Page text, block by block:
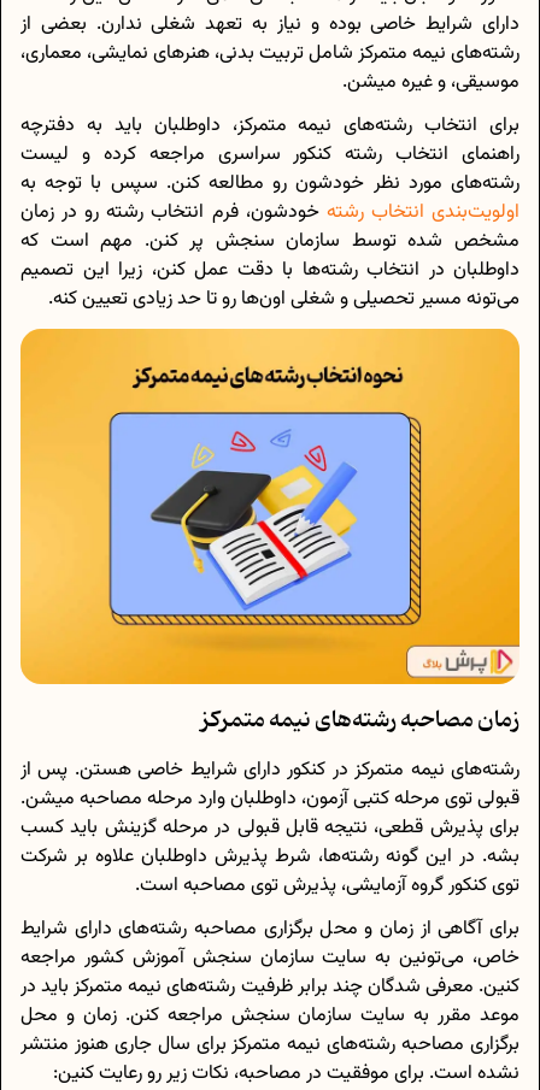
دارای شرایط خاصی بوده و نیاز به تعهد شغلی ندارن. بعضی از
رشته‌های نیمه متمرکز شامل تربیت بدنی، هنرهای نمایشی، معماری،
موسیقی، و غیره میشن.
برای انتخاب رشته‌های نیمه متمرکز، داوطلبان باید به دفترچه
راهنمای انتخاب رشته کنکور سراسری مراجعه کرده و لیست
رشته‌های مورد نظر خودشون رو مطالعه کنن. سپس با توجه به
اولویت‌بندی انتخاب رشته خودشون، فرم انتخاب رشته رو در زمان
مشخص شده توسط سازمان سنجش پر کنن. مهم است که
داوطلبان در انتخاب رشته‌ها با دقت عمل کنن، زیرا این تصمیم
می‌تونه مسیر تحصیلی و شغلی اون‌ها رو تا حد زیادی تعیین کنه.
زمان مصاحبه رشته‌های نیمه متمرکز
رشته‌های نیمه متمرکز در کنکور دارای شرایط خاصی هستن. پس از
قبولی توی مرحله کتبی آزمون، داوطلبان وارد مرحله مصاحبه میشن.
برای پذیرش قطعی، نتیجه قابل قبولی در مرحله گزینش باید کسب
بشه. در این گونه رشته‌ها، شرط پذیرش داوطلبان علاوه بر شرکت
توی کنکور گروه آزمایشی، پذیرش توی مصاحبه است.
برای آگاهی از زمان و محل برگزاری مصاحبه رشته‌های دارای شرایط
خاص، می‌تونین به سایت سازمان سنجش آموزش کشور مراجعه
کنین. معرفی شدگان چند برابر ظرفیت رشته‌های نیمه متمرکز باید در
موعد مقرر به سایت سازمان سنجش مراجعه کنن. زمان و محل
برگزاری مصاحبه رشته‌های نیمه متمرکز برای سال جاری هنوز منتشر
نشده است. برای موفقیت در مصاحبه، نکات زیر رو رعایت کنین: